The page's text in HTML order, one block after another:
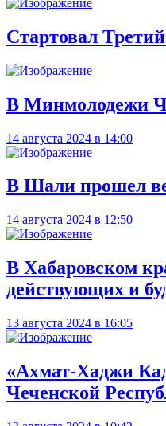
Стартовал
В Минмолодежи
14 августа 2024 в 14:00
В Шали прошел
14 августа 2024 в 12:50
В Хабаровском
действующих и
13 августа 2024 в 16:05
«Ахмат-Хаджи
Чеченской